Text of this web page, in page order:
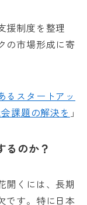
援制度を整理
の市場形成に寄
るスタートアッ
課題の解決を 」
るのか？
開くには、長期
です。特に日本